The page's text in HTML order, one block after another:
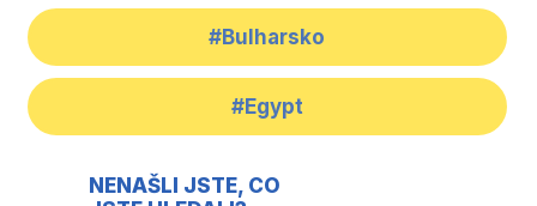
#Bulharsko
#Egypt
NENAŠLI JSTE, CO